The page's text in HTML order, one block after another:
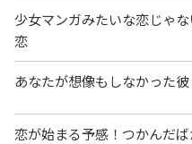
少女マンガみたいな恋じゃ
恋
あなたが想像もしなかった
恋が始まる予感！つかんだ